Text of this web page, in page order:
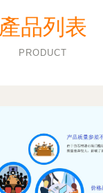
產品列表
PRODUCT